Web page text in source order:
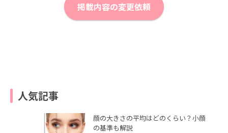
掲載内容の変更依頼
人気記事
顔の大きさの平均はどのくらい？小顔
の基準も解説